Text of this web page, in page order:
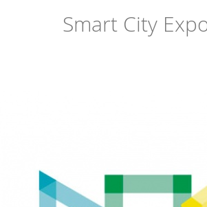
Smart City